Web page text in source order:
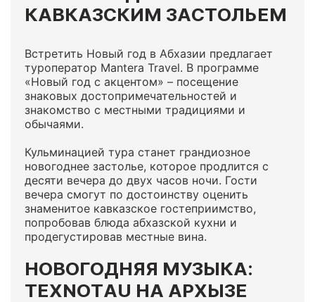
КАВКАЗСКИМ ЗАСТОЛЬЕМ
Встретить Новый год в Абхазии предлагает
туроператор Mantera Travel. В программе
«Новый год с акцентом» – посещение
знаковых достопримечательностей и
знакомство с местными традициями и
обычаями.
Кульминацией тура станет грандиозное
новогоднее застолье, которое продлится с
десяти вечера до двух часов ночи. Гости
вечера смогут по достоинству оценить
знаменитое кавказское гостеприимство,
попробовав блюда абхазской кухни и
продегустировав местные вина.
НОВОГОДНЯЯ МУЗЫКА:
TEXNOTAU НА АРХЫЗЕ